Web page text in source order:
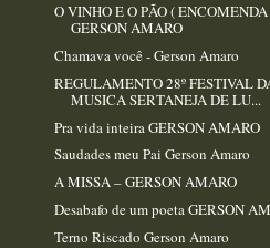
O VINHO E O PÃO (
GERSON AMARO
Chamava você - Gerson Amaro
REGULAMENTO 28º FESTIVAL
MUSICA SERTANEJA DE LU...
Pra vida inteira GERSON AMARO
Saudades meu Pai Gerson Amaro
A MISSA – GERSON AMARO
Desabafo de um poeta GERSON
Terno Riscado Gerson Amaro